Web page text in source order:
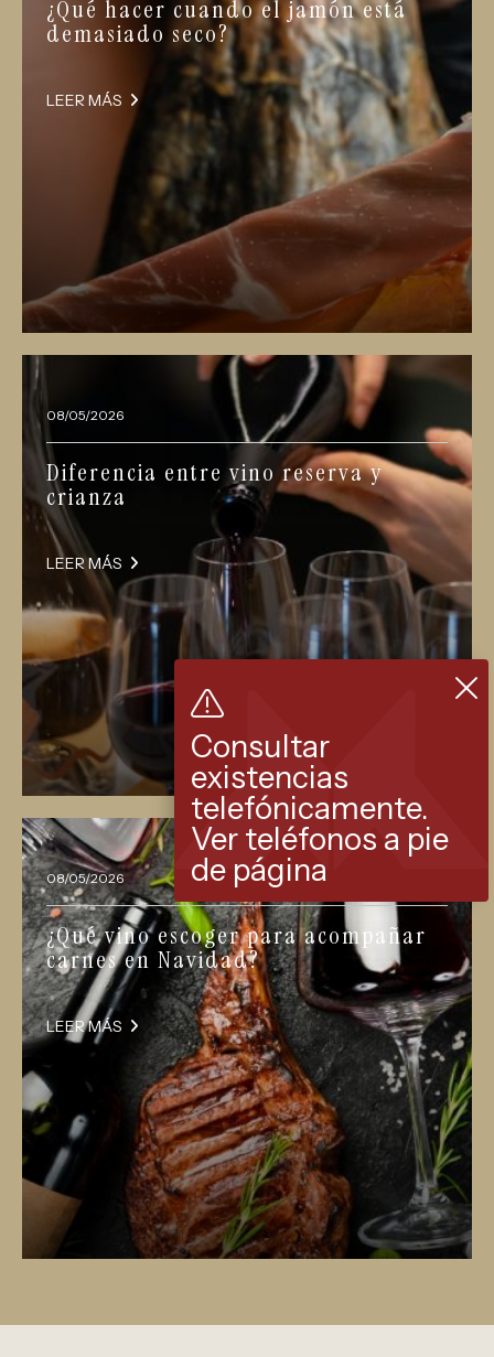
¿Qué hacer cuando el jamón está
demasiado seco?
LEER MÁS
08/05/2026
Diferencia entre vino reserva y
crianza
LEER MÁS
08/05/2026
¿Qué vino escoger para acompañar
carnes en Navidad?
LEER MÁS
Consultar
existencias
telefónicamente.
Ver teléfonos a pie
de página